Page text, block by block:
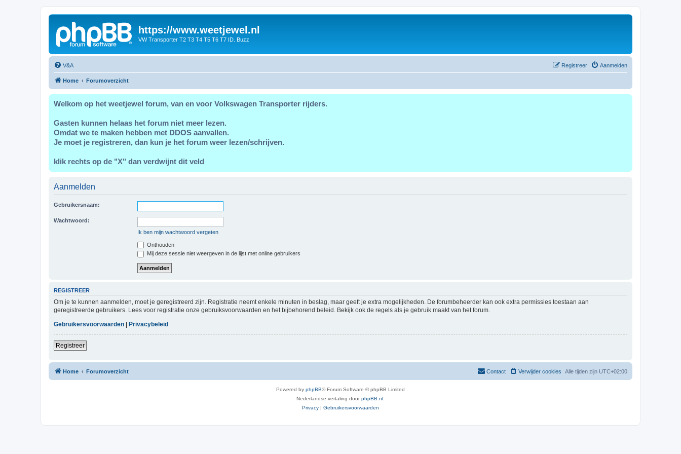
https://www.weetjewel.nl
VW Transporter T2 T3 T4 T5 T6 T7 ID. Buzz
V&A Aanmelden
Registreer
Home Forumoverzicht
Welkom op het weetjewel forum, van en voor Volkswagen Transporter rijders.
Gasten kunnen helaas het forum niet meer lezen.
Omdat we te maken hebben met DDOS aanvallen.
Je moet je registreren, dan kun je het forum weer lezen/schrijven.
klik rechts op de "X" dan verdwijnt dit veld
Aanmelden
Gebruikersnaam:
Wachtwoord:
Ik ben mijn wachtwoord vergeten
Onthouden
Mij deze sessie niet weergeven in de lijst met online gebruikers
REGISTREER
Om je te kunnen aanmelden, moet je geregistreerd zijn. Registratie neemt enkele minuten in beslag, maar geeft je extra mogelijkheden. De forumbeheerder kan ook extra permissies toestaan aan
geregistreerde gebruikers. Lees voor registratie onze gebruiksvoorwaarden en het bijbehorend beleid. Bekijk ook de regels als je gebruik maakt van het forum.
Gebruikersvoorwaarden
Privacybeleid
Registreer
Home Forumoverzicht Alle tijden zijn UTC+02:00
Verwijder cookies
Contact
Powered by phpBB® Forum Software © phpBB Limited
Nederlandse vertaling doorphpBB.nl.
Privacy | Gebruikersvoorwaarden